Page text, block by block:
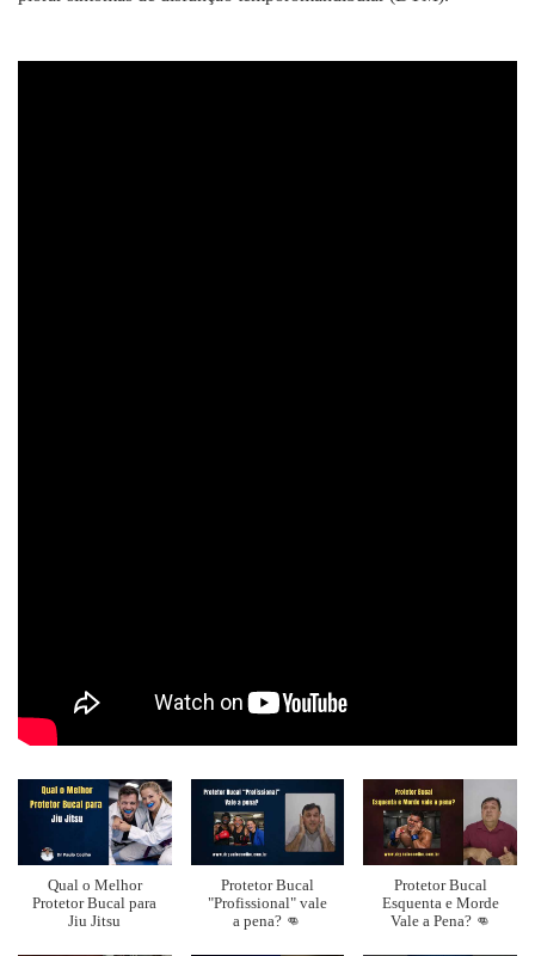
Qual o Melhor
Protetor Bucal para
Jiu Jitsu
Protetor Bucal
"Profissional" vale
a pena? 👊
Protetor Bucal
Esquenta e Morde
Vale a Pena? 👊